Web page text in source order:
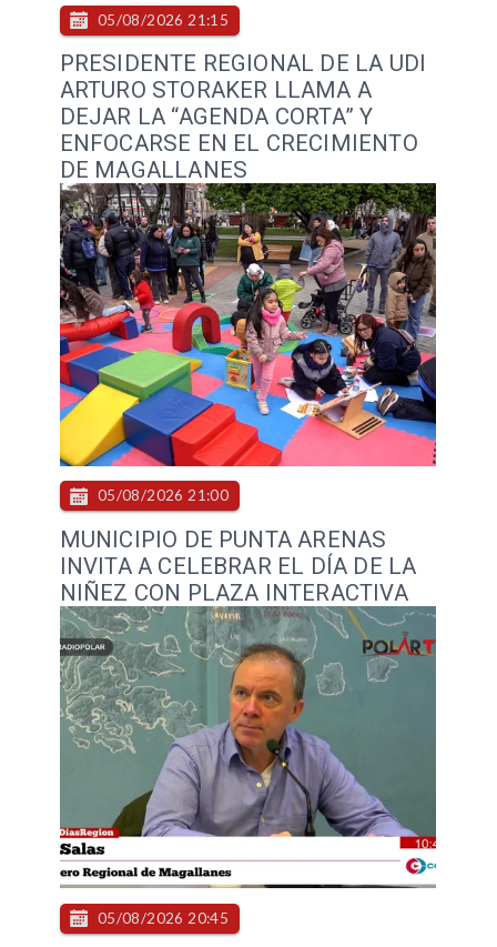
PRESIDENTE REGIONAL DE LA UDI
ARTURO STORAKER LLAMA A
DEJAR LA “AGENDA CORTA” Y
ENFOCARSE EN EL CRECIMIENTO
DE MAGALLANES
05/08/2026 21:15
MUNICIPIO DE PUNTA ARENAS
INVITA A CELEBRAR EL DÍA DE LA
NIÑEZ CON PLAZA INTERACTIVA
05/08/2026 21:00
05/08/2026 20:45